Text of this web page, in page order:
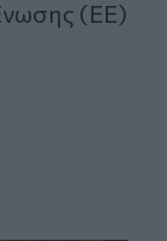
(ΕΕ)